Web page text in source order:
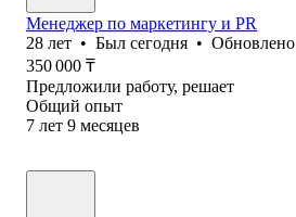
Менеджер по маркетингу и PR
28 лет • Был сегодня • Обновлено
350 000 ₸
Предложили работу, решает
Общий опыт
7 лет 9 месяцев